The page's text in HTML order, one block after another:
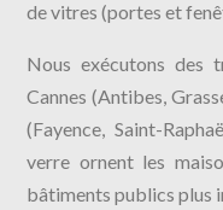
de vitres (portes et
Nous exécutons des
Cannes (Antibes,
(Fayence, Saint-
verre ornent les
bâtiments publics plus